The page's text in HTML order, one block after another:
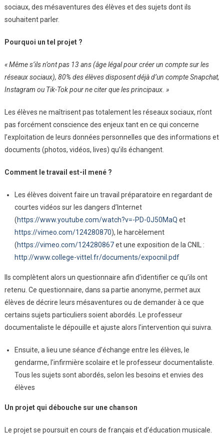
sociaux, des mésaventures des élèves et des sujets dont ils
souhaitent parler.
Pourquoi un tel projet ?
« Même s’ils n’ont pas 13 ans (âge légal pour créer un compte sur les
réseaux sociaux), 80% des élèves disposent déjà d’un compte Snapchat,
Instagram ou Tik-Tok pour ne citer que les principaux. »
Les élèves ne maîtrisent pas totalement les réseaux sociaux, n’ont
pas forcément conscience des enjeux tant en ce qui concerne
l’exploitation de leurs données personnelles que des informations et
documents (photos, vidéos, lives) qu’ils échangent.
Comment le travail est-il mené ?
Les élèves doivent faire un travail préparatoire en regardant de
courtes vidéos sur les dangers d’Internet
(https://www.youtube.com/watch?v=-PD-0J50MaQ et
https://vimeo.com/124280870), le harcèlement
(https://vimeo.com/124280867et une exposition de la CNIL :
http://www.college-vittel.fr/documents/expocnil.pdf
Ils complètent alors un questionnaire afin d’identifier ce qu’ils ont
retenu. Ce questionnaire, dans sa partie anonyme, permet aux
élèves de décrire leurs mésaventures ou de demander à ce que
certains sujets particuliers soient abordés. Le professeur
documentaliste le dépouille et ajuste alors l’intervention qui suivra.
Ensuite, a lieu une séance d’échange entre les élèves, le
gendarme, l’infirmière scolaire et le professeur documentaliste.
Tous les sujets sont abordés, selon les besoins et envies des
élèves
Un projet qui débouche sur une chanson
Le projet se poursuit en cours de français et d’éducation musicale.